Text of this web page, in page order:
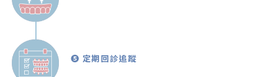
❺ 定期回診追蹤